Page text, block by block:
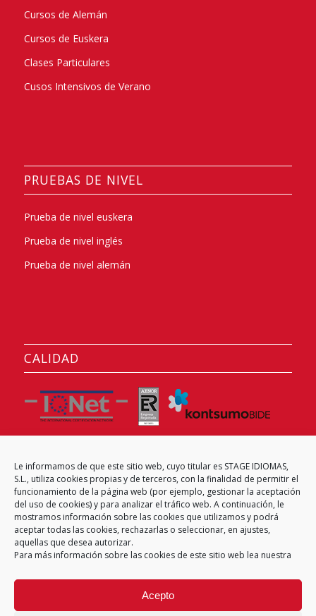
Le informamos de que este sitio web, cuyo titular es STAGE IDIOMAS,
S.L., utiliza cookies propias y de terceros, con la finalidad de permitir el
funcionamiento de la página web (por ejemplo, gestionar la aceptación
del uso de cookies) y para analizar el tráfico web. A continuación, le
mostramos información sobre las cookies que utilizamos y podrá
aceptar todas las cookies, rechazarlas o seleccionar, en ajustes,
aquellas que desea autorizar.
Para más información sobre las cookies de este sitio web lea nuestra
Acepto
Cursos de Alemán
Cursos de Euskera
Clases Particulares
Cusos Intensivos de Verano
PRUEBAS DE NIVEL
Prueba de nivel euskera
Prueba de nivel inglés
Prueba de nivel alemán
CALIDAD
CENTRO EXAMINADOR